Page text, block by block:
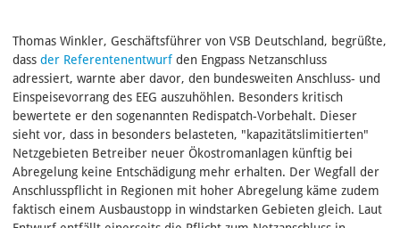
Thomas Winkler, Geschäftsführer von VSB Deutschland, begrüßte,
dass der Referentenentwurf den Engpass Netzanschluss
adressiert, warnte aber davor, den bundesweiten Anschluss‑ und
Einspeisevorrang des EEG auszuhöhlen. Besonders kritisch
bewertete er den sogenannten Redispatch‑Vorbehalt. Dieser
sieht vor, dass in besonders belasteten, "kapazitätslimitierten"
Netzgebieten Betreiber neuer Ökostromanlagen künftig bei
Abregelung keine Entschädigung mehr erhalten. Der Wegfall der
Anschlusspflicht in Regionen mit hoher Abregelung käme zudem
faktisch einem Ausbaustopp in windstarken Gebieten gleich. Laut